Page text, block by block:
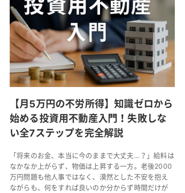
【月5万円の不労所得】知識ゼロから
始める投資用不動産入門！失敗しな
い全7ステップを完全解説
「将来のお金、本当に今のままで大丈夫…？」給料は
なかなか上がらず、物価は上昇する一方。老後2000
万円問題も他人事ではなく、漠然とした不安を抱え
ながらも、何をすれば良いのか分からず時間だけが